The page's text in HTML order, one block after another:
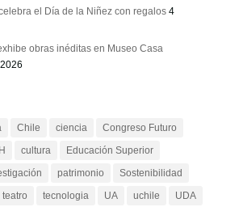
el Día de la Niñez con regalos 4
obras inéditas en Museo Casa
Chile ciencia
Congreso Futuro
cultura
Educación Superior
patrimonio
Sostenibilidad
teatro tecnologia UA uchile
UDA